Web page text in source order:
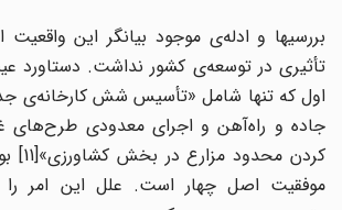
بررسی­ها و ادله­‌ی موجود بیانگر این
تأثیری در توسعه‌‌ی کشور نداشت. دستاورد
اول که تنها شامل «تأسیس شش کارخانه‌ی
جاده و راه‌آهن و اجرای معدودی طرح‌‌های
کردن محدود
موفقیت اصل چهار است. علل این امر را